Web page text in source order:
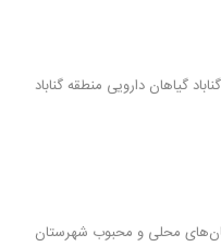
گیاهان دارویی منطقه گناباد
محلی و محبوب شهرستان